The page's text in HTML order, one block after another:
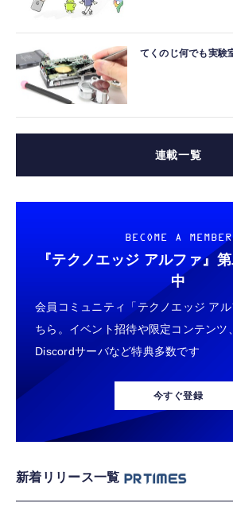
てくのじ何でも実験
連載一覧
BECOME A MEMBER
『テクノエッジ アルファ』
中
会員コミュニティ「テクノエッジ アル
ちら。イベント招待や限定コンテンツ
Discordサーバなど特典多数です
今すぐ登録
新着リリース一覧